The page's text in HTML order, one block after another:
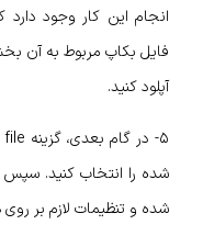
انجام این کار وجود
فایل بکاپ مربوط به آن
آپلود کنید.
شده و تنظیمات لازم بر